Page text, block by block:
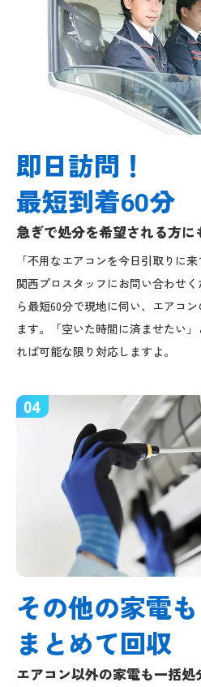
即日訪問！
最短到着60分
急ぎで処分を希望される方に
「不用なエアコンを今日引取りに
関西プロスタッフにお問い合わせ
ら最短60分で現地に伺い、エアコ
ます。「空いた時間に済ませたい
れば可能な限り対応しますよ。
04
その他の家電も
まとめて回収
エアコン以外の家電も一括処